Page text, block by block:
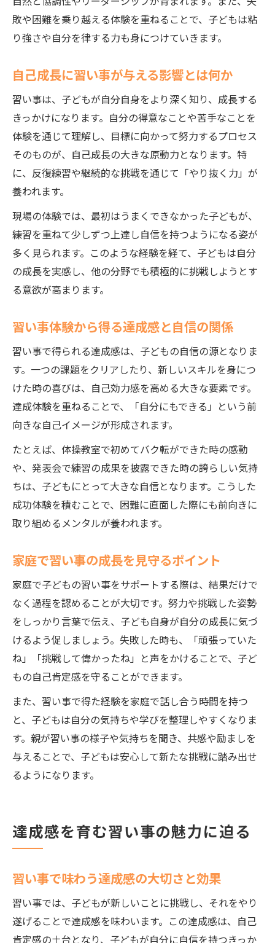
習い事経験を将来に活かすサポート法解説
習い事経験を将来の力に変えるための工夫
習い事で得た力を進学や就職に活かす方法
家庭でできる習い事の振り返りサポート術
将来に役立つ習い事の選び方と支え方
敗や困難を乗り越える体験を重ねることで、子どもは粘
り強さや自分を律する力も身につけていきます。
自己成長に習い事が与える影響とは何か
習い事は、子どもが自分自身をより深く知り、成長する
きっかけになります。自分の得意なことや苦手なことを
体験を通じて理解し、目標に向かって努力するプロセス
そのものが、自己成長の大きな原動力となります。特
に、反復練習や継続的な挑戦を通じて「やり抜く力」が
養われます。
現場の体験では、最初はうまくできなかった子どもが、
練習を重ねて少しずつ上達し自信を持つようになる姿が
多く見られます。このような経験を経て、子どもは自分
の成長を実感し、他の分野でも積極的に挑戦しようとす
る意欲が高まります。
習い事体験から得る達成感と自信の関係
習い事で得られる達成感は、子どもの自信の源となりま
す。一つの課題をクリアしたり、新しいスキルを身につ
けた時の喜びは、自己効力感を高める大きな要素です。
達成体験を重ねることで、「自分にもできる」という前
向きな自己イメージが形成されます。
たとえば、体操教室で初めてバク転ができた時の感動
や、発表会で練習の成果を披露できた時の誇らしい気持
ちは、子どもにとって大きな自信となります。こうした
成功体験を積むことで、困難に直面した際にも前向きに
取り組めるメンタルが養われます。
家庭で習い事の成長を見守るポイント
家庭で子どもの習い事をサポートする際は、結果だけで
なく過程を認めることが大切です。努力や挑戦した姿勢
をしっかり言葉で伝え、子ども自身が自分の成長に気づ
けるよう促しましょう。失敗した時も、「頑張っていた
ね」「挑戦して偉かったね」と声をかけることで、子ど
もの自己肯定感を守ることができます。
また、習い事で得た経験を家庭で話し合う時間を持つ
と、子どもは自分の気持ちや学びを整理しやすくなりま
す。親が習い事の様子や気持ちを聞き、共感や励ましを
与えることで、子どもは安心して新たな挑戦に踏み出せ
るようになります。
達成感を育む習い事の魅力に迫る
習い事で味わう達成感の大切さと効果
習い事では、子どもが新しいことに挑戦し、それをやり
遂げることで達成感を味わいます。この達成感は、自己
肯定感の土台となり、子どもが自分に自信を持つきっか